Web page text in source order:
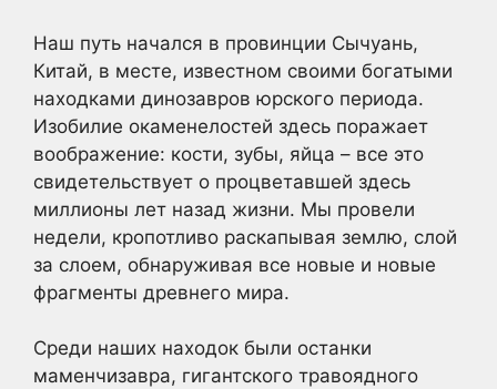
Наш путь начался в провинции Сычуань,
Китай, в месте, известном своими богатыми
находками динозавров юрского периода.
Изобилие окаменелостей здесь поражает
воображение: кости, зубы, яйца – все это
свидетельствует о процветавшей здесь
миллионы лет назад жизни. Мы провели
недели, кропотливо раскапывая землю, слой
за слоем, обнаруживая все новые и новые
фрагменты древнего мира.
Среди наших находок были останки
маменчизавра, гигантского травоядного